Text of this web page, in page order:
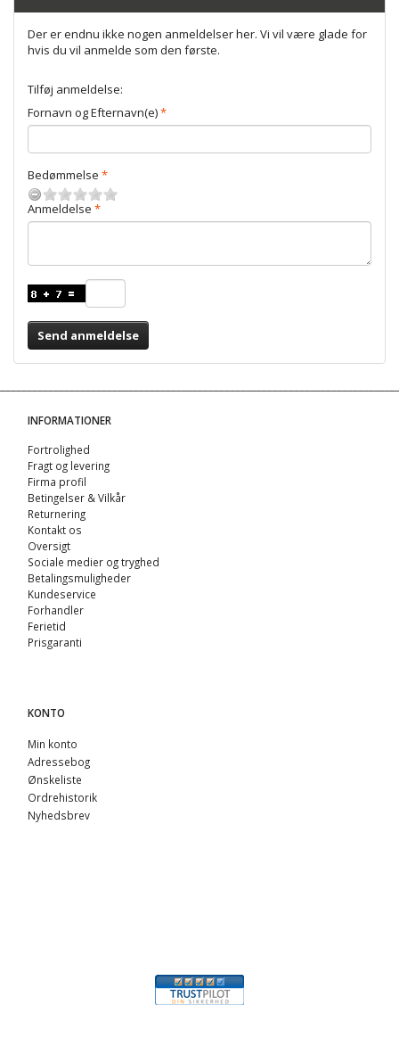
Der er endnu ikke nogen anmeldelser her. Vi vil være glade for
hvis du vil anmelde som den første.
Tilføj anmeldelse:
Fornavn og Efternavn(e)
Bedømmelse
Anmeldelse
Send anmeldelse
INFORMATIONER
Fortrolighed
Fragt og levering
Firma profil
Betingelser & Vilkår
Returnering
Kontakt os
Oversigt
Sociale medier og tryghed
Betalingsmuligheder
Kundeservice
Forhandler
Ferietid
Prisgaranti
KONTO
Min konto
Adressebog
Ønskeliste
Ordrehistorik
Nyhedsbrev